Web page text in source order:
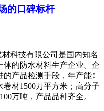
的口碑标杆
科技有限公司是国内知名
体的防水材料生产企业。企
产品检测手段，年产能∶
材1500万平方米；高分子
万吨，产品品种齐全。